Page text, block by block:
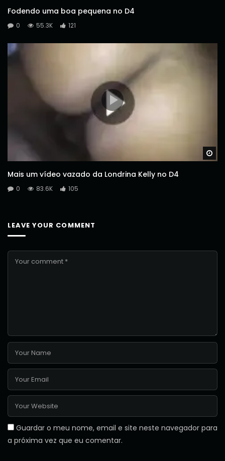
Fodendo uma boa pequena no D4
0 55.3K 121
Mais um vídeo vazado da Londrina Kelly no D4
0 83.6K 105
LEAVE YOUR COMMENT
Guardar o meu nome, email e site neste navegador para
a próxima vez que eu comentar.